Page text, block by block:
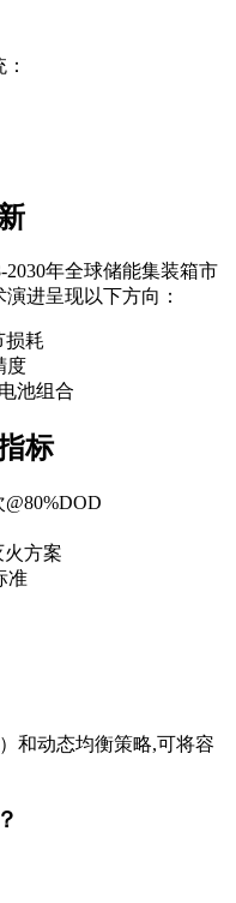
2030年全球储能集装箱市
进呈现以下方向：
损耗
度
池组合
标
@80%DOD
火方案
准
和动态均衡策略,可将容